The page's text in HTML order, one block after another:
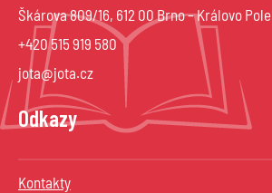
Škárova 809/16, 612 00 Brno – Královo Pole
+420 515 919 580
jota@jota.cz
Odkazy
Kontakty